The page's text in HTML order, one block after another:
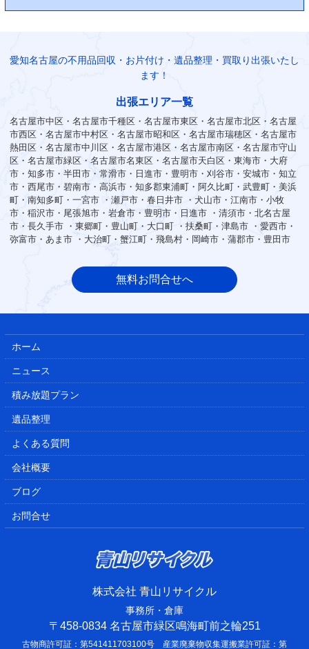
愛知名古屋の不用品回収・お片付け・遺品整理・買取り出張いたし
ます！
出張エリア一覧
名古屋市中区・名古屋市千種区・名古屋市東区・名古屋市北区・名古屋
市西区・名古屋市中村区・名古屋市昭和区・名古屋市瑞穂区・名古屋市
熱田区・名古屋市中川区・名古屋市港区・名古屋市南区・名古屋市守山
区・名古屋市緑区・名古屋市名東区・名古屋市天白区・東海市・大府
市・知多市・半田市・常滑市・日進市・豊明市・刈谷市・安城市・知立
市・西尾市・碧南市・高浜市・知多郡東浦町・阿久比町・武豊町・美浜
町・南知多町・一宮市 ・瀬戸市・春日井市 ・犬山市・江南市・小牧
市・稲沢市・尾張旭市・岩倉市・豊明市・日進市 ・清須市・北名古屋
市・長久手市 ・東郷町・豊山町・大口町 ・扶桑町・津島市 ・愛西市・
弥富市・あま市 ・大治町・蟹江町・飛島村・岡崎市・蒲郡市・豊田市
無料お問合せへ
ホーム
ニュース
積み放題プラン
遺品整理
よくある質問
会社概要
ブログ
お問合せ
株式会社 青山リサイクル
事務所・倉庫
〒458-0834 名古屋市緑区鳴海町前之輪251
古物商許可証：第541411703100号 産業廃棄物収集運搬業許可証：第